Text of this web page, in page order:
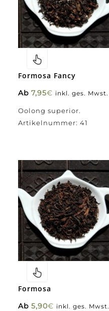
Formosa Fancy
Ab 7,95€ inkl. ges. Mwst.
Oolong superior.
Artikelnummer: 41
Formosa
Ab 5,90€ inkl. ges. Mwst.